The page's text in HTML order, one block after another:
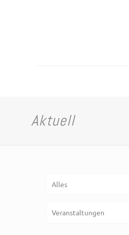
Aktuell
Alles
Veranstaltungen